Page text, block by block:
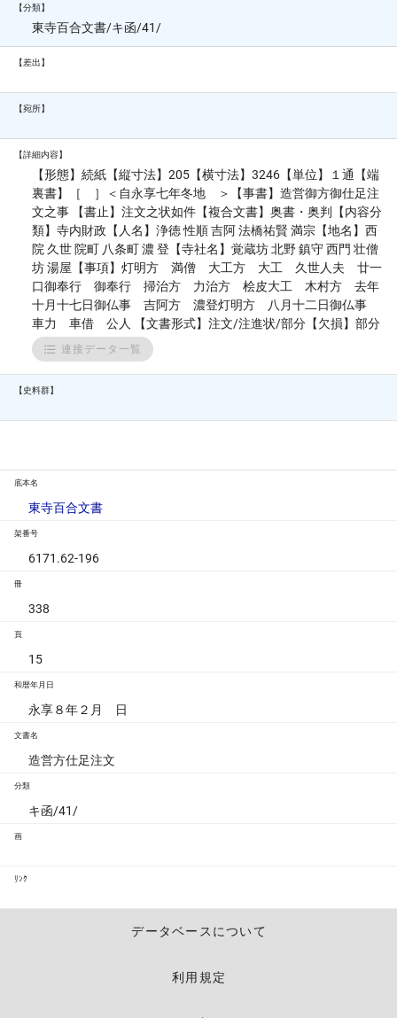
【分類】
東寺百合文書/キ函/41/
【差出】
【宛所】
【詳細内容】
【形態】続紙【縦寸法】205【横寸法】3246【単位】１通【端
裏書】［ ］＜自永享七年冬地 ＞【事書】造営御方御仕足注
文之事 【書止】注文之状如件【複合文書】奥書・奥判【内容分
類】寺内財政【人名】浄徳 性順 吉阿 法橋祐賢 満宗【地名】西
院 久世 院町 八条町 濃 登【寺社名】覚蔵坊 北野 鎮守 西門 壮僧
坊 湯屋【事項】灯明方 満僧 大工方 大工 久世人夫 廿一
口御奉行 御奉行 掃治方 力治方 桧皮大工 木村方 去年
十月十七日御仏事 吉阿方 濃登灯明方 八月十二日御仏事
車力 車借 公人 【文書形式】注文/注進状/部分【欠損】部分
連接データ一覧
【史料群】
底本名
東寺百合文書
架番号
6171.62-196
冊
338
頁
15
和暦年月日
永享８年２月 日
文書名
造営方仕足注文
分類
キ函/41/
画
ﾘﾝｸ
データベースについて
利用規定